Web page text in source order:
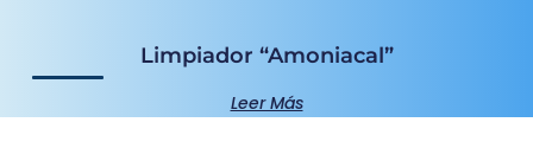
Limpiador “Amoniacal”
Leer Más